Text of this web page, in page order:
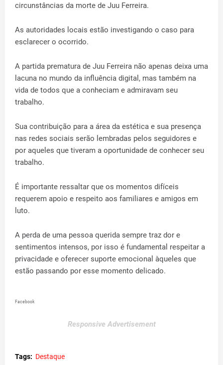
circunstâncias da morte de Juu Ferreira.
As autoridades locais estão investigando o caso para
esclarecer o ocorrido.
A partida prematura de Juu Ferreira não apenas deixa uma
lacuna no mundo da influência digital, mas também na
vida de todos que a conheciam e admiravam seu
trabalho.
Sua contribuição para a área da estética e sua presença
nas redes sociais serão lembradas pelos seguidores e
por aqueles que tiveram a oportunidade de conhecer seu
trabalho.
É importante ressaltar que os momentos difíceis
requerem apoio e respeito aos familiares e amigos em
luto.
A perda de uma pessoa querida sempre traz dor e
sentimentos intensos, por isso é fundamental respeitar a
privacidade e oferecer suporte emocional àqueles que
estão passando por esse momento delicado.
Facebook
Responsive Advertisement
Tags: Destaque